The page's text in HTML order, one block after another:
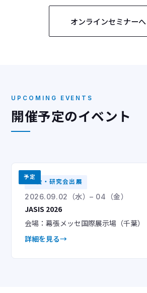
オンラインセミナー
UPCOMING EVENTS
開催予定のイベント
予定
学会・研究会出展
2026.09.02（水）– 04（金）
JASIS 2026
会場：幕張メッセ国際展示場（千葉）
詳細を見る